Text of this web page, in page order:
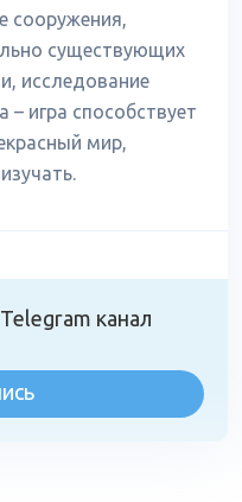
сооружения,
существующих
исследование
– игра способствует
мир,
канал